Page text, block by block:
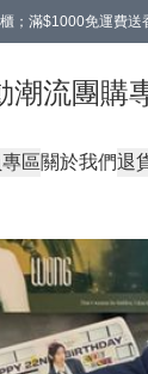
；滿$1000免運費
潮流團購
區關於我們退